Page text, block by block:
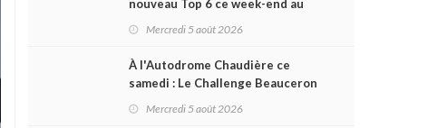
nouveau Top 6 ce week-end au
GP3R, en série NASCAR Canada ?
Mercredi 5 août 2026
À l'Autodrome Chaudière ce
samedi : Le Challenge Beauceron
200 pourrait bouleverser le
Mercredi 5 août 2026